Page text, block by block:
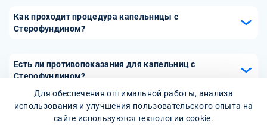
состояниях, сопровождающихся потерей жидкости, таких
как тяжелые ожоги, травмы, послеоперационный период
Как проходит процедура капельницы с
Стерофундином?
условиях стационара или специализированных
медицинских учреждений. Медицинский персонал
устанавливает капельницу, определяет необходимую
Продолжительность процедуры зависит от состояния
Есть ли противопоказания для капельниц с
Стерофундином?
Да, капельницы с Стерофундином имеют
противопоказания. Их не следует применять при тяжелой
сердечной недостаточности, олигурии или анурии, а
Для обеспечения оптимальной работы, анализа
использования и улучшения пользовательского опыта на
сайте используются технологии cookie.